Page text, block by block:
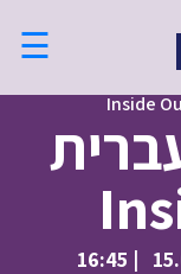
☰
בראש 2 עברית
| 16:45